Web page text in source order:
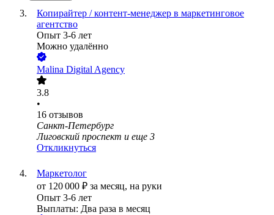
Копирайтер / контент-менеджер в маркетинговое
агентство
Опыт 3-6 лет
Можно удалённо
Malina Digital Agency
3.8
•
16 отзывов
Санкт-Петербург
Лиговский проспект и еще 3
Откликнуться
Маркетолог
от 120 000 ₽ за месяц, на руки
Опыт 3-6 лет
Выплаты: Два раза в месяц